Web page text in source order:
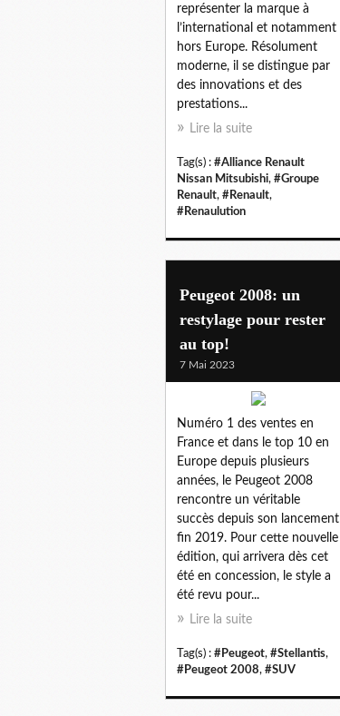
représenter la marque à
l’international et notamment
hors Europe. Résolument
moderne, il se distingue par
des innovations et des
prestations...
Lire la suite
Tag(s) : #Alliance Renault
Nissan Mitsubishi, #Groupe
Renault, #Renault,
#Renaulution
Peugeot 2008: un
restylage pour rester
au top!
7 Mai 2023
Numéro 1 des ventes en
France et dans le top 10 en
Europe depuis plusieurs
années, le Peugeot 2008
rencontre un véritable
succès depuis son lancement
fin 2019. Pour cette nouvelle
édition, qui arrivera dès cet
été en concession, le style a
été revu pour...
Lire la suite
Tag(s) : #Peugeot, #Stellantis,
#Peugeot 2008, #SUV